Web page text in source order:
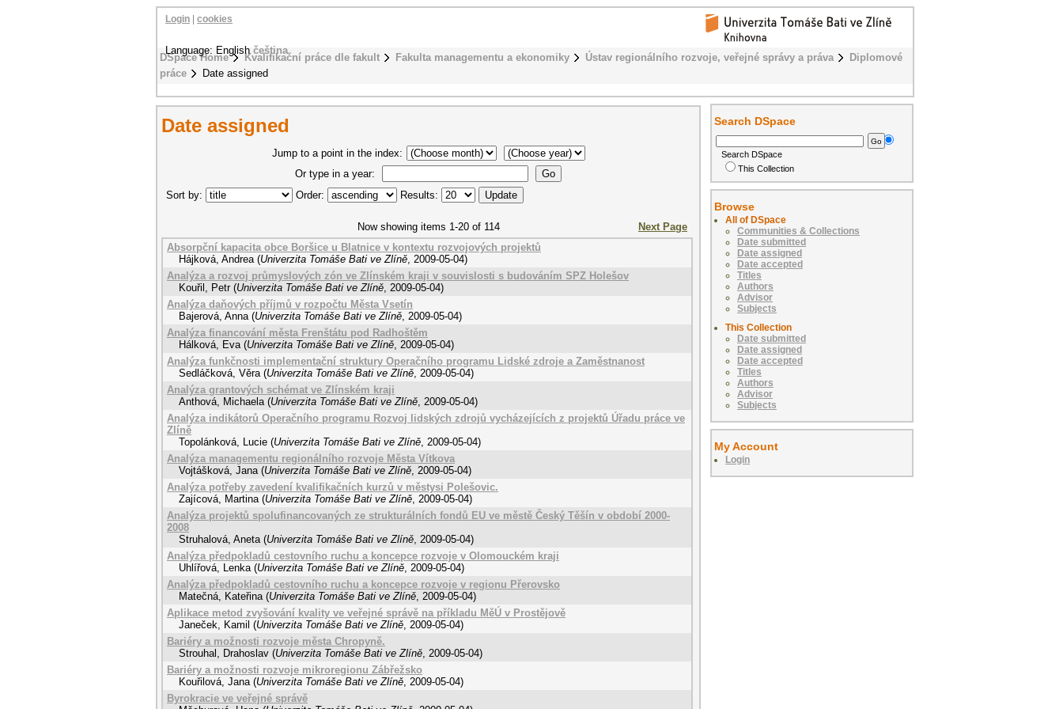
DSpace Home Kvalifikační práce dle fakult Fakulta managementu a ekonomiky Ústav regionálního rozvoje, veřejné správy a práva
Diplomové
práce
Date assigned
Login cookies
Language: Englishčeština
Date assigned
Jump to a point in the index:
Or type in a year:
Sort by:
Order: Results:
Now showing items 1-20 of 114
Next Page
Absorpční kapacita obce Boršice u Blatnice v kontextu rozvojových projektů
Hájková, Andrea (Univerzita Tomáše Bati ve Zlíně, 2009-05-04)
Analýza a rozvoj průmyslových zón ve Zlínském kraji v souvislosti s budováním SPZ Holešov
Kouřil, Petr (Univerzita Tomáše Bati ve Zlíně, 2009-05-04)
Analýza daňových příjmů v rozpočtu Města Vsetín
Bajerová, Anna (Univerzita Tomáše Bati ve Zlíně, 2009-05-04)
Analýza financování města Frenštátu pod Radhoštěm
Hálková, Eva (Univerzita Tomáše Bati ve Zlíně, 2009-05-04)
Analýza funkčnosti implementační struktury Operačního programu Lidské zdroje a Zaměstnanost
Sedláčková, Věra (Univerzita Tomáše Bati ve Zlíně, 2009-05-04)
Analýza grantových schémat ve Zlínském kraji
Anthová, Michaela (Univerzita Tomáše Bati ve Zlíně, 2009-05-04)
Analýza indikátorů Operačního programu Rozvoj lidských zdrojů vycházejících z projektů Úřadu práce ve
Zlíně
Topolánková, Lucie (Univerzita Tomáše Bati ve Zlíně, 2009-05-04)
Analýza managementu regionálního rozvoje Města Vítkova
Vojtášková, Jana (Univerzita Tomáše Bati ve Zlíně, 2009-05-04)
Analýza potřeby zavedení kvalifikačních kurzů v městysi Polešovic.
Zajícová, Martina (Univerzita Tomáše Bati ve Zlíně, 2009-05-04)
Analýza projektů spolufinancovaných ze strukturálních fondů EU ve městě Český Těšín v období 2000-
2008
Struhalová, Aneta (Univerzita Tomáše Bati ve Zlíně, 2009-05-04)
Analýza předpokladů cestovního ruchu a koncepce rozvoje v Olomouckém kraji
Uhlířová, Lenka (Univerzita Tomáše Bati ve Zlíně, 2009-05-04)
Analýza předpokladů cestovního ruchu a koncepce rozvoje v regionu Přerovsko
Matečná, Kateřina (Univerzita Tomáše Bati ve Zlíně, 2009-05-04)
Aplikace metod zvyšování kvality ve veřejné správě na příkladu MěÚ v Prostějově
Janeček, Kamil (Univerzita Tomáše Bati ve Zlíně, 2009-05-04)
Bariéry a možnosti rozvoje města Chropyně.
Strouhal, Drahoslav (Univerzita Tomáše Bati ve Zlíně, 2009-05-04)
Bariéry a možnosti rozvoje mikroregionu Zábřežsko
Kouřilová, Jana (Univerzita Tomáše Bati ve Zlíně, 2009-05-04)
Byrokracie ve veřejné správě
Search DSpace
Search DSpace
This Collection
Browse
All of DSpace
Communities & Collections
Date submitted
Date assigned
Date accepted
Titles
Authors
Advisor
Subjects
This Collection
Date submitted
Date assigned
Date accepted
Titles
Authors
Advisor
Subjects
My Account
Login